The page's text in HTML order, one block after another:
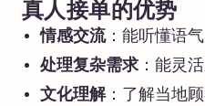
真人接单的优势
情感交流：能听懂语
处理复杂需求 ：能灵
文化理解：了解当地